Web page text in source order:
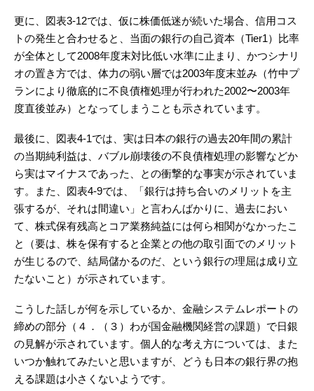
更に、図表3-12では、仮に株価低迷が続いた場合、信用コス
トの発生と合わせると、当面の銀行の自己資本（Tier1）比率
が全体として2008年度末対比低い水準に止まり、かつシナリ
オの置き方では、体力の弱い層では2003年度末並み（竹中プ
ランにより徹底的に不良債権処理が行われた2002〜2003年
度直後並み）となってしまうことも示されています。
最後に、図表4-1では、実は日本の銀行の過去20年間の累計
の当期純利益は、バブル崩壊後の不良債権処理の影響などか
ら実はマイナスであった、との衝撃的な事実が示されていま
す。また、図表4-9では、「銀行は持ち合いのメリットを主
張するが、それは間違い」と言わんばかりに、過去におい
て、株式保有残高とコア業務純益には何ら相関がなかったこ
と（要は、株を保有すると企業との他の取引面でのメリット
が生じるので、結局儲かるのだ、という銀行の理屈は成り立
たないこと）が示されています。
こうした話しが何を示しているか、金融システムレポートの
締めの部分（４．（３）わが国金融機関経営の課題）で日銀
の見解が示されています。個人的な考え方については、また
いつか触れてみたいと思いますが、どうも日本の銀行界の抱
える課題は小さくないようです。